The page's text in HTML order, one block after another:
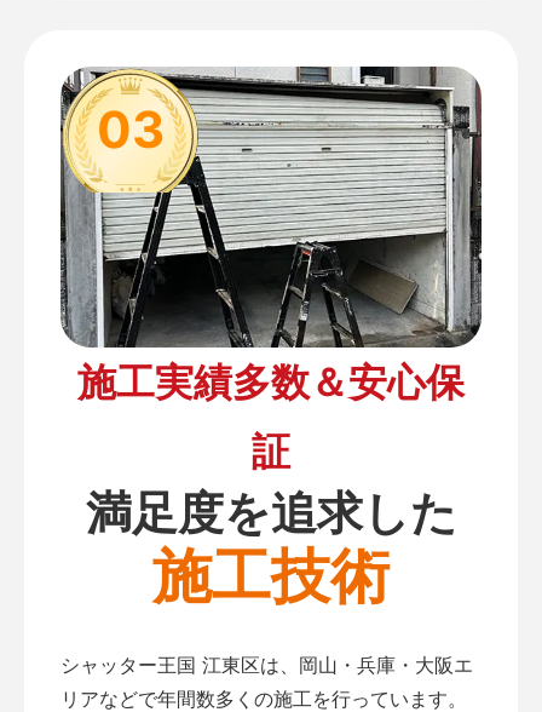
03
施工実績多数＆安心保
証
満足度を追求した
施工技術
シャッター王国 江東区は、岡山・兵庫・大阪エ
リアなどで年間数多くの施工を行っています。